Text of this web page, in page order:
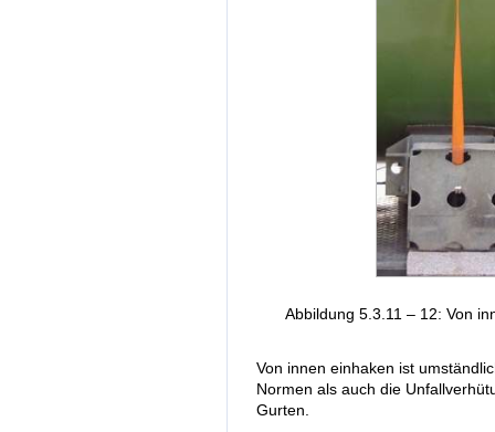
Abbildung 5.3.11 – 12: Von
Von innen einhaken ist
Normen als auch die
Gurten.